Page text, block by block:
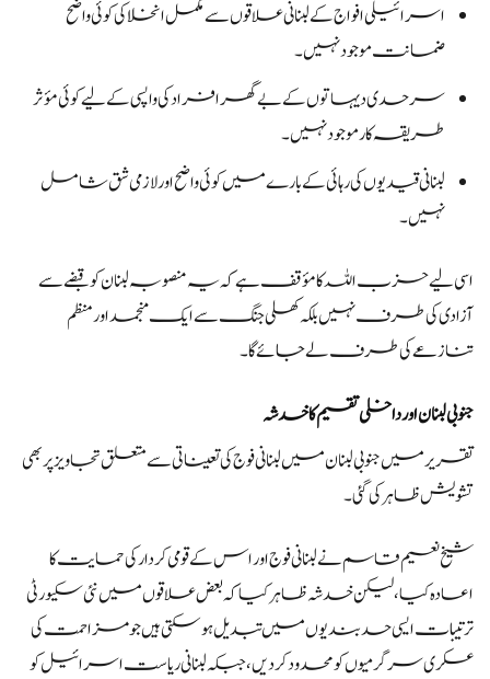
اسرائیلی افواج کے لبنانی علاقوں سے مکمل انخلا کی کوئی واضح
ضمانت موجود نہیں۔
سرحدی دیہاتوں کے بے گھر افراد کی واپسی کے لیے کوئی مؤثر
طریقہ کار موجود نہیں۔
لبنانی قیدیوں کی رہائی کے بارے میں کوئی واضح اور لازمی شق شامل
نہیں۔
اسی لیے حزب اللہ کا مؤقف ہے کہ یہ منصوبہ لبنان کو قبضے سے
آزادی کی طرف نہیں بلکہ کھلی جنگ سے ایک منجمد اور منظم
تنازعے کی طرف لے جائے گا۔
جنوبی لبنان اور داخلی تقسیم کا خدشہ
تقریر میں جنوبی لبنان میں لبنانی فوج کی تعیناتی سے متعلق تجاویز پر بھی
تشویش ظاہر کی گئی۔
شیخ نعیم قاسم نے لبنانی فوج اور اس کے قومی کردار کی حمایت کا
اعادہ کیا، لیکن خدشہ ظاہر کیا کہ بعض علاقوں میں نئی سکیورٹی
ترتیبات ایسی حدبندیوں میں تبدیل ہو سکتی ہیں جو مزاحمت کی
عسکری سرگرمیوں کو محدود کر دیں، جبکہ لبنانی ریاست اسرائیل کو